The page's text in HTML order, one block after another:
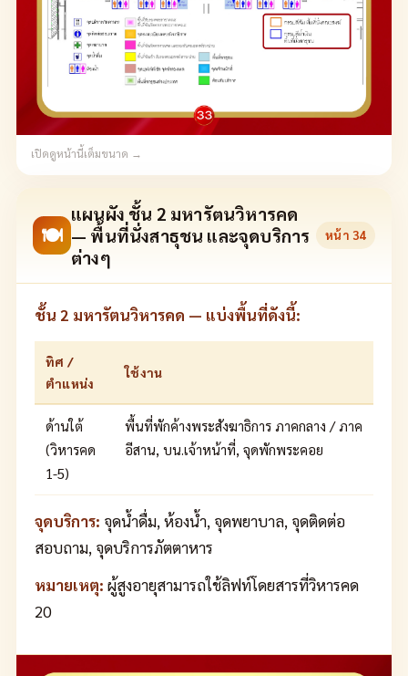
เปิดดูหน้านี้เต็มขนาด →
🍽
แผนผัง ชั้น 2 มหารัตนวิหารคด
— พื้นที่นั่งสาธุชน และจุดบริการ
ต่างๆ
หน้า 34
ชั้น 2 มหารัตนวิหารคด — แบ่งพื้นที่ดังนี้:
ทิศ /
ตำแหน่ง
ใช้งาน
ด้านใต้
(วิหารคด
1-5)
พื้นที่พักค้างพระสังฆาธิการ ภาคกลาง / ภาค
อีสาน, บน.เจ้าหน้าที่, จุดพักพระคอย
จุดบริการ: จุดน้ำดื่ม, ห้องน้ำ, จุดพยาบาล, จุดติดต่อ
สอบถาม, จุดบริการภัตตาหาร
หมายเหตุ: ผู้สูงอายุสามารถใช้ลิฟท์โดยสารที่วิหารคด
20